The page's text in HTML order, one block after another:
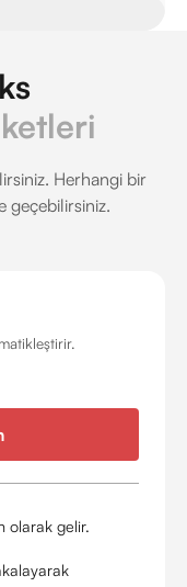
Herhangi bir
geçebilirsiniz.
olarak gelir.